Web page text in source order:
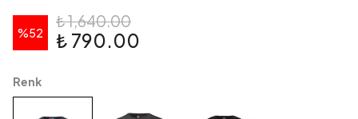
%52
₺ 1,640.00
₺ 790.00
Renk